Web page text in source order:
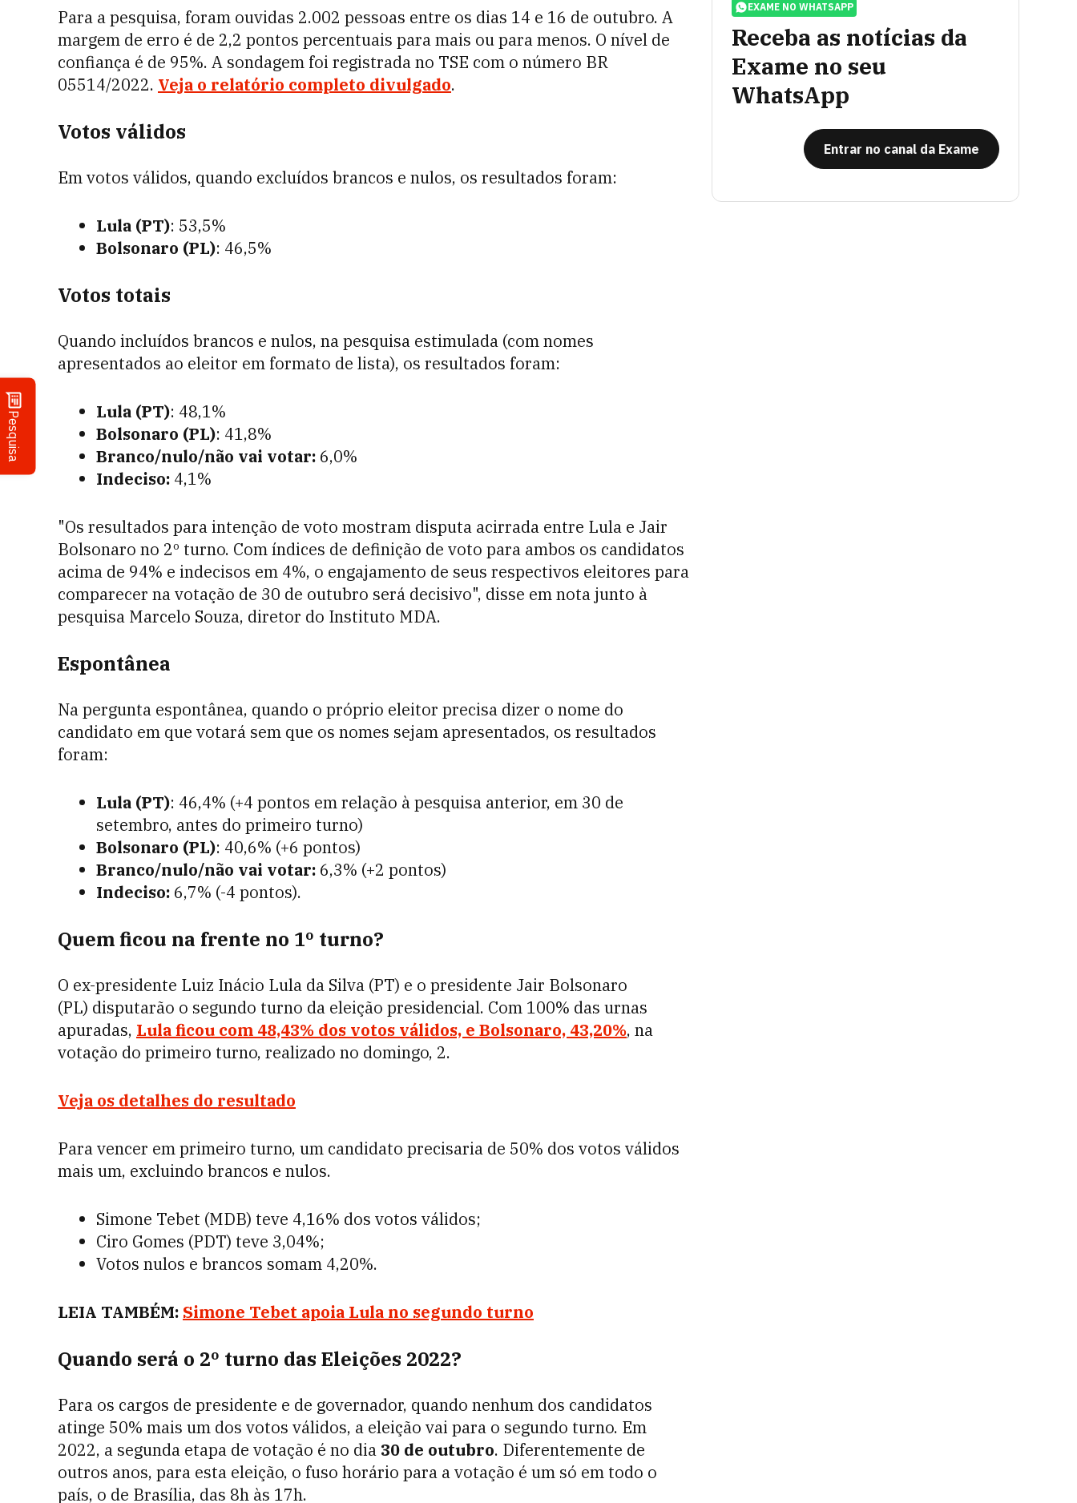
Pesquisa
Para a pesquisa, foram ouvidas 2.002 pessoas entre os dias 14 e 16 de outubro. A
margem de erro é de 2,2 pontos percentuais para mais ou para menos. O nível de
confiança é de 95%. A sondagem foi registrada no TSE com o número BR
05514/2022. Veja o relatório completo divulgado.
Votos válidos
Em votos válidos, quando excluídos brancos e nulos, os resultados foram:
Lula (PT): 53,5%
Bolsonaro (PL): 46,5%
Votos totais
Quando incluídos brancos e nulos, na pesquisa estimulada (com nomes
apresentados ao eleitor em formato de lista), os resultados foram:
Lula (PT): 48,1%
Bolsonaro (PL): 41,8%
Branco/nulo/não vai votar: 6,0%
Indeciso: 4,1%
"Os resultados para intenção de voto mostram disputa acirrada entre Lula e Jair
Bolsonaro no 2º turno. Com índices de definição de voto para ambos os candidatos
acima de 94% e indecisos em 4%, o engajamento de seus respectivos eleitores para
comparecer na votação de 30 de outubro será decisivo", disse em nota junto à
pesquisa Marcelo Souza, diretor do Instituto MDA.
Espontânea
Na pergunta espontânea, quando o próprio eleitor precisa dizer o nome do
candidato em que votará sem que os nomes sejam apresentados, os resultados
foram:
Lula (PT): 46,4% (+4 pontos em relação à pesquisa anterior, em 30 de
setembro, antes do primeiro turno)
Bolsonaro (PL): 40,6% (+6 pontos)
Branco/nulo/não vai votar: 6,3% (+2 pontos)
Indeciso: 6,7% (-4 pontos).
Quem ficou na frente no 1º turno?
O ex-presidente Luiz Inácio Lula da Silva (PT) e o presidente Jair Bolsonaro
(PL) disputarão o segundo turno da eleição presidencial. Com 100% das urnas
apuradas, Lula ficou com 48,43% dos votos válidos, e Bolsonaro, 43,20%, na
votação do primeiro turno, realizado no domingo, 2.
Veja os detalhes do resultado
Para vencer em primeiro turno, um candidato precisaria de 50% dos votos válidos
mais um, excluindo brancos e nulos.
Simone Tebet (MDB) teve 4,16% dos votos válidos;
Ciro Gomes (PDT) teve 3,04%;
Votos nulos e brancos somam 4,20%.
LEIA TAMBÉM: Simone Tebet apoia Lula no segundo turno
Quando será o 2º turno das Eleições 2022?
Para os cargos de presidente e de governador, quando nenhum dos candidatos
atinge 50% mais um dos votos válidos, a eleição vai para o segundo turno. Em
2022, a segunda etapa de votação é no dia 30 de outubro. Diferentemente de
outros anos, para esta eleição, o fuso horário para a votação é um só em todo o
país, o de Brasília, das 8h às 17h.
EXAME NO WHATSAPP
Receba as notícias da
Exame no seu
WhatsApp
Entrar no canal da Exame